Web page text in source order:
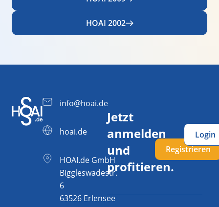
HOAI 2002
info@hoai.de
hoai.de
HOAI.de GmbH
Biggleswadestr.
6
63526 Erlensee
Jetzt
anmelden
und
profitieren.
Registrieren
Login